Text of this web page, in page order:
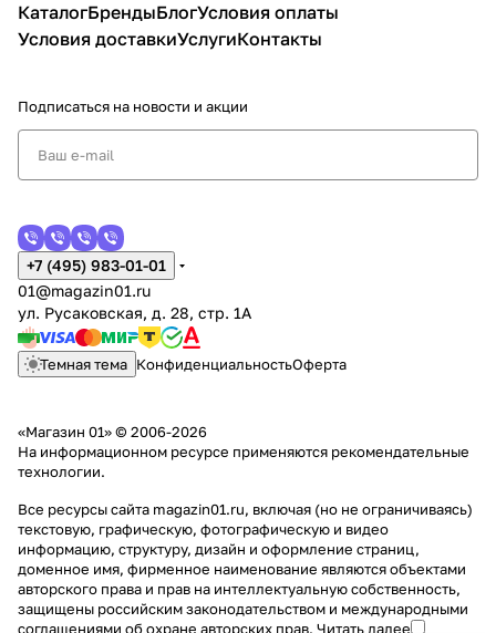
КаталогБрендыБлогУсловия оплаты
Условия доставкиУслугиКонтакты
Подписаться на новости и акции
+7 (495) 983-01-01
01@magazin01.ru
ул. Русаковская, д. 28, стр. 1А
Темная тема КонфиденциальностьОферта
«Магазин 01» © 2006-2026
На информационном ресурсе применяются рекомендательные
технологии.
Все ресурсы сайта magazin01.ru, включая (но не ограничиваясь)
текстовую, графическую, фотографическую и видео
информацию, структуру, дизайн и оформление страниц,
доменное имя, фирменное наименование являются объектами
авторского права и прав на интеллектуальную собственность,
защищены российским законодательством и международными
соглашениями об охране авторских прав. Читать далее